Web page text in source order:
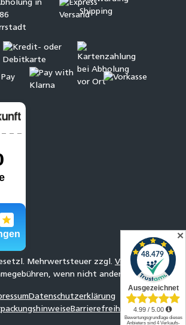
Mehrwertsteuer zzgl. Versandkosten
wenn nicht anders angegeben.
Datenschutzerklärung
Barrierefreiheitserklärung
anzeigen
✕